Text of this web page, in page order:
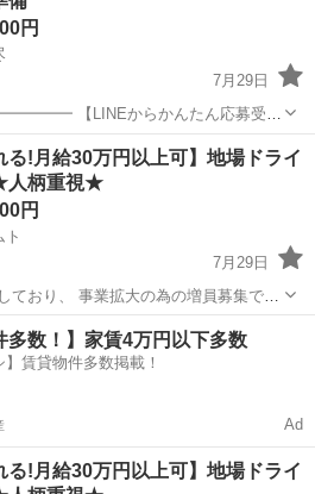
円
7月29日
LINEからかんたん応募受付
応募はこちら
https://lin.ee/YnSeSj6 【応募方法】 1．LINE...
未経験
る!月給30万円以上可】地場ドライ
人柄重視★
円
ト
7月29日
ており、 事業拡大の為の増員募集で
年3月12以前に 免許を取得した人に限ります。 AT車なので、未...
ドライバー 未経験
多数！】家賃4万円以下多数
】賃貸物件多数掲載！
Ad
る!月給30万円以上可】地場ドライ